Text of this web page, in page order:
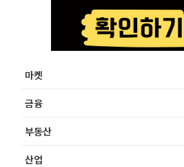
마켓
금융
부동산
산업